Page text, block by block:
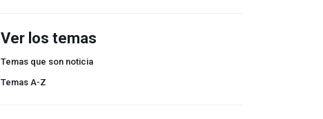
Ver los temas
Temas que son noticia
Temas A-Z